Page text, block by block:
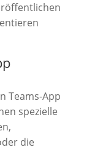
Teams-App
spezielle
die